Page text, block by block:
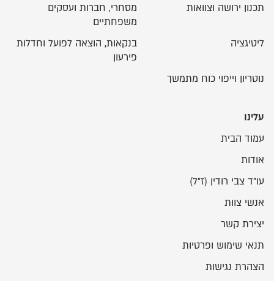
תכנון ירושה וצוואות
מסחרי, חברות ועסקים
משפחתיים
ליטיגציה
בנקאות, הוצאה לפועל וחדלות
פירעון
נוטריון וייפוי כוח מתמשך
עלינו
עמוד הבית
אודות
עו"ד צבי רודין (ז"ל)
אנשי צוות
יצירת קשר
תנאי שימוש ופרטיות
הצהרת נגישות